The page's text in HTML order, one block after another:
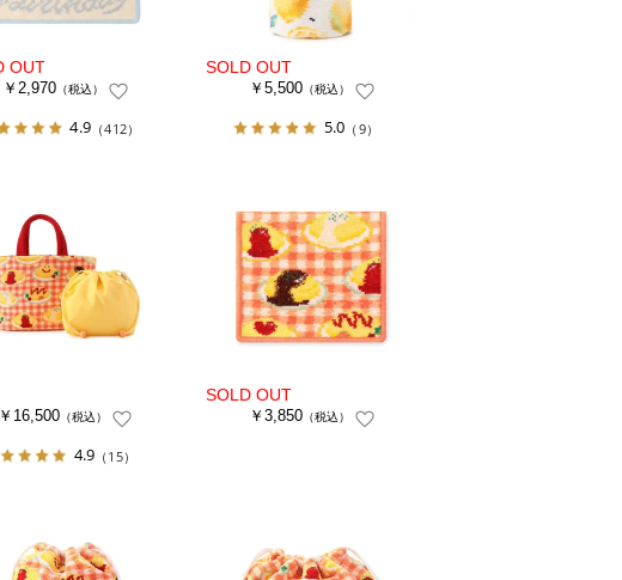
￥2,970（税込）
4.9 （412）
￥5,500（税込）
5.0 （9）
￥16,500 （税込）
4.9 （15）
￥3,850（税込）